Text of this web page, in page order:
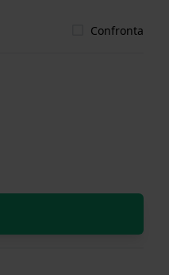
Confronta